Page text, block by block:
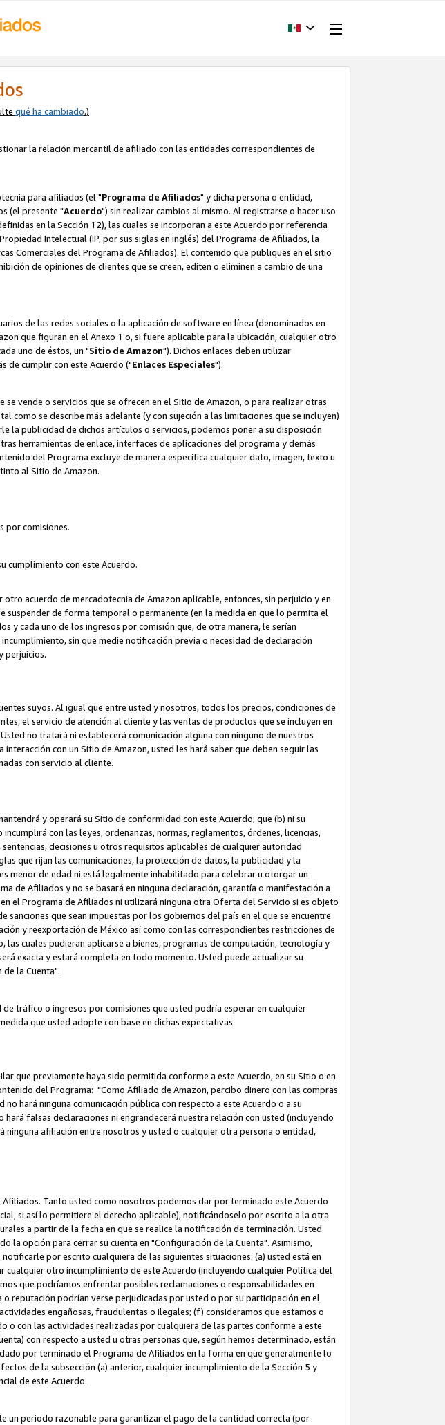
qué ha cambiado.)
la relación mercantil de afiliado con las entidades correspondientes de
para afiliados (el "Programa de Afiliados" y dicha persona o entidad,
(el presente "Acuerdo") sin realizar cambios al mismo. Al registrarse o hacer uso
en la Sección 12), las cuales se incorporan a este Acuerdo por referencia
Intelectual (IP, por sus siglas en inglés) del Programa de Afiliados, la
Comerciales del Programa de Afiliados). El contenido que publiques en el sitio
de opiniones de clientes que se creen, editen o eliminen a cambio de una
de las redes sociales o la aplicación de software en línea (denominados en
que figuran en el Anexo 1 o, si fuere aplicable para la ubicación, cualquier otro
uno de éstos, un "Sitio de Amazon"). Dichos enlaces deben utilizar
de cumplir con este Acuerdo ("Enlaces Especiales").
vende o servicios que se ofrecen en el Sitio de Amazon, o para realizar otras
como se describe más adelante (y con sujeción a las limitaciones que se incluyen)
la publicidad de dichos artículos o servicios, podemos poner a su disposición
herramientas de enlace, interfaces de aplicaciones del programa y demás
del Programa excluye de manera específica cualquier dato, imagen, texto u
al Sitio de Amazon.
por comisiones.
cumplimiento con este Acuerdo.
acuerdo de mercadotecnia de Amazon aplicable, entonces, sin perjuicio y en
suspender de forma temporal o permanente (en la medida en que lo permita el
y cada uno de los ingresos por comisión que, de otra manera, le serían
sin que medie notificación previa o necesidad de declaración
perjuicios.
suyos. Al igual que entre usted y nosotros, todos los precios, condiciones de
el servicio de atención al cliente y las ventas de productos que se incluyen en
no tratará ni establecerá comunicación alguna con ninguno de nuestros
con un Sitio de Amazon, usted les hará saber que deben seguir las
con servicio al cliente.
y operará su Sitio de conformidad con este Acuerdo; que (b) ni su
con las leyes, ordenanzas, normas, reglamentos, órdenes, licencias,
decisiones u otros requisitos aplicables de cualquier autoridad
que rijan las comunicaciones, la protección de datos, la publicidad y la
menor de edad ni está legalmente inhabilitado para celebrar u otorgar un
de Afiliados y no se basará en ninguna declaración, garantía o manifestación a
el Programa de Afiliados ni utilizará ninguna otra Oferta del Servicio si es objeto
sanciones que sean impuestas por los gobiernos del país en el que se encuentre
y reexportación de México así como con las correspondientes restricciones de
cuales pudieran aplicarse a bienes, programas de computación, tecnología y
exacta y estará completa en todo momento. Usted puede actualizar su
la Cuenta".
tráfico o ingresos por comisiones que usted podría esperar en cualquier
que usted adopte con base en dichas expectativas.
que previamente haya sido permitida conforme a este Acuerdo, en su Sitio o en
del Programa: "Como Afiliado de Amazon, percibo dinero con las compras
hará ninguna comunicación pública con respecto a este Acuerdo o a su
falsas declaraciones ni engrandecerá nuestra relación con usted (incluyendo
ninguna afiliación entre nosotros y usted o cualquier otra persona o entidad,
Tanto usted como nosotros podemos dar por terminado este Acuerdo
si así lo permitiere el derecho aplicable), notificándoselo por escrito a la otra
a partir de la fecha en que se realice la notificación de terminación. Usted
la opción para cerrar su cuenta en "Configuración de la Cuenta". Asimismo,
por escrito cualquiera de las siguientes situaciones: (a) usted está en
cualquier otro incumplimiento de este Acuerdo (incluyendo cualquier Política del
que podríamos enfrentar posibles reclamaciones o responsabilidades en
reputación podrían verse perjudicadas por usted o por su participación en el
engañosas, fraudulentas o ilegales; (f) consideramos que estamos o
o con las actividades realizadas por cualquiera de las partes conforme a este
con respecto a usted u otras personas que, según hemos determinado, están
por terminado el Programa de Afiliados en la forma en que generalmente lo
de la subsección (a) anterior, cualquier incumplimiento de la Sección 5 y
de este Acuerdo.
un periodo razonable para garantizar el pago de la cantidad correcta (por